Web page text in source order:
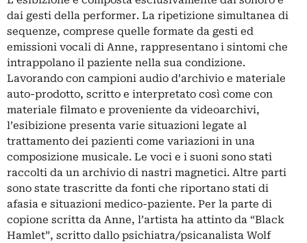
dai gesti della performer. La ripetizione simultanea di
sequenze, comprese quelle formate da gesti ed
emissioni vocali di Anne, rappresentano i sintomi che
intrappolano il paziente nella sua condizione.
Lavorando con campioni audio d’archivio e materiale
auto-prodotto, scritto e interpretato così come con
materiale filmato e proveniente da videoarchivi,
l’esibizione presenta varie situazioni legate al
trattamento dei pazienti come variazioni in una
composizione musicale. Le voci e i suoni sono stati
raccolti da un archivio di nastri magnetici. Altre parti
sono state trascritte da fonti che riportano stati di
afasia e situazioni medico-paziente. Per la parte di
copione scritta da Anne, l’artista ha attinto da “Black
Hamlet”, scritto dallo psichiatra/psicanalista Wolf